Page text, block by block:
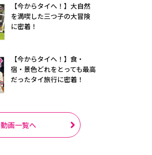
【今からタイへ！】大自然
を満喫した三つ子の大冒険
に密着！
【今からタイへ！】食・
宿・景色どれをとっても最高
だったタイ旅行に密着！
動画一覧へ